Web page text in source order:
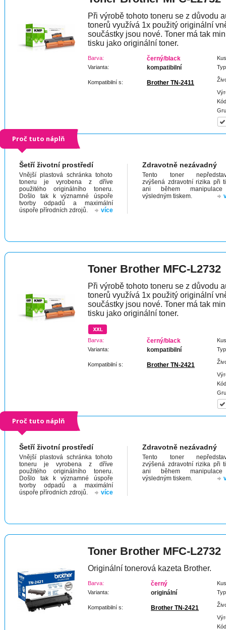
Při výrobě tohoto toneru se z důvodu
tonerů využívá 1x použitý originální
součástky jsou nové. Toner má tak
tisku jako originální toner.
Barva: černý/black
Varianta: kompatibilní
Kompatibilní s: Brother TN-2411
Proč tuto náplň
Šetří životní prostředí
Vnější plastová schránka tohoto
toneru je vyrobena z dříve
použitého originálního toneru.
Došlo tak k významné úspoře
tvorby odpadů a maximální
úspoře přírodních zdrojů.
více
Zdravotně nezávadný
Tento toner
zvýšená zdravotní rizika při
ani během
výsledným tiskem.
Toner Brother MFC-L2732
Při výrobě tohoto toneru se z důvodu
tonerů využívá 1x použitý originální
součástky jsou nové. Toner má tak
tisku jako originální toner.
Barva: černý/black
Varianta: kompatibilní
Kompatibilní s: Brother TN-2421
Proč tuto náplň
Šetří životní prostředí
Vnější plastová schránka tohoto
toneru je vyrobena z dříve
použitého originálního toneru.
Došlo tak k významné úspoře
tvorby odpadů a maximální
úspoře přírodních zdrojů.
více
Zdravotně nezávadný
Tento toner
zvýšená zdravotní rizika při
ani během
výsledným tiskem.
Toner Brother MFC-L2732
Originální tonerová kazeta Brother.
Barva: černý
Varianta: originální
Kompatibilní s: Brother TN-2421